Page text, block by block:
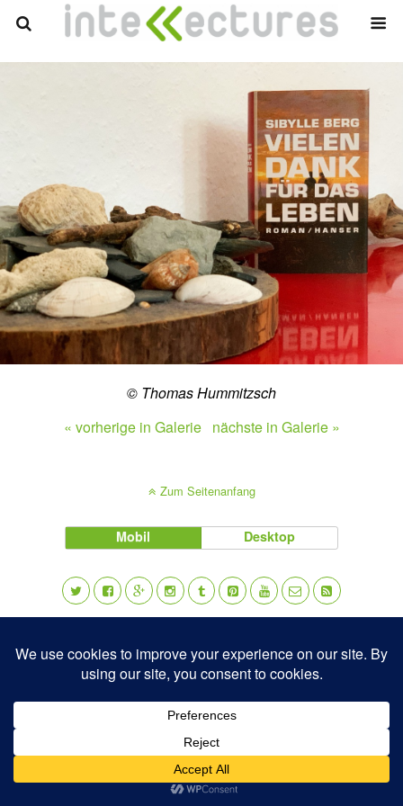
© Thomas Hummitzsch
« vorherige in Galerie nächste in Galerie »
Zum Seitenanfang
Mobil Desktop